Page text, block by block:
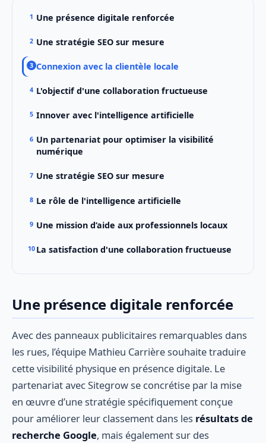
Une présence digitale renforcée
Une stratégie SEO sur mesure
Connexion avec la clientèle locale
L'objectif d'une collaboration fructueuse
Innover avec l'intelligence artificielle
Un partenariat pour optimiser la visibilité
numérique
Une stratégie SEO sur mesure
Le rôle de l'intelligence artificielle
Une mission d’aide aux professionnels locaux
La satisfaction d'une collaboration fructueuse
Une présence digitale renforcée
Avec des panneaux publicitaires remarquables dans
les rues, l’équipe Mathieu Carrière souhaite traduire
cette visibilité physique en présence digitale. Le
partenariat avec Sitegrow se concrétise par la mise
en œuvre d’une stratégie spécifiquement conçue
pour améliorer leur classement dans les résultats de
recherche Google, mais également sur des